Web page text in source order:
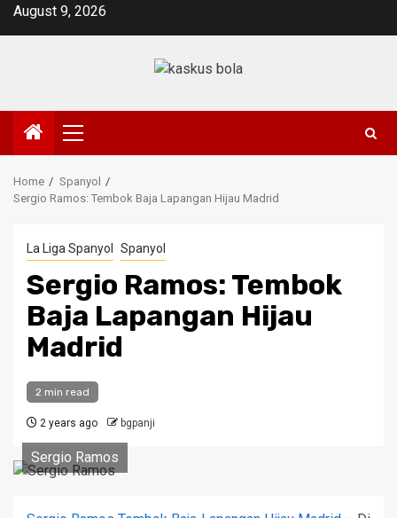
SkipAugust 9, 2026
Primary
Menu
Home
Spanyol
Sergio Ramos: Tembok Baja Lapangan Hijau Madrid
La Liga Spanyol Spanyol
Sergio Ramos: Tembok
Baja Lapangan Hijau
Madrid
2 min read
2 years ago bgpanji
Sergio Ramos